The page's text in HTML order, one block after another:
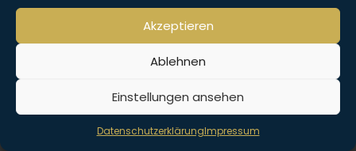
Akzeptieren
Ablehnen
Einstellungen ansehen
DatenschutzerklärungImpressum
Copyright © Alle Rechte vorbehalten. The Hemingway Club 2026 |
Impressum|